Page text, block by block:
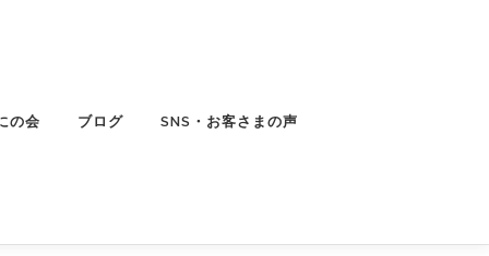
の会 ブログ SNS・お客さまの声